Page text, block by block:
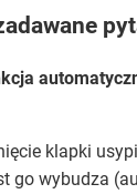
klapki
go wybudza